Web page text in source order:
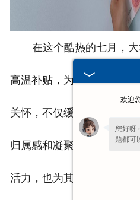
在这个酷热的七月，
高温补贴，为员工们撑起
关怀，不仅缓解了高温带来
归属感和凝聚力，让企业
活力，也为其他企业树立了
欢迎
您好呀
题都可